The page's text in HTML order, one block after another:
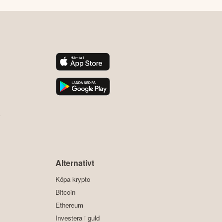
Alternativt
Köpa krypto
Bitcoin
Ethereum
Investera i guld